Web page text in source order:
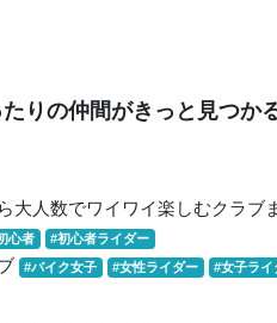
りの仲間がきっと見つか
大人数でワイワイ楽しむクラブ
心者 #初心者ライダー
#バイク女子 #女性ライダー #女子ライ